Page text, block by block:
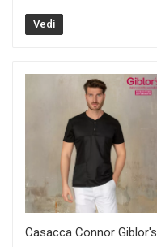
Vedi
Casacca Connor Giblor's